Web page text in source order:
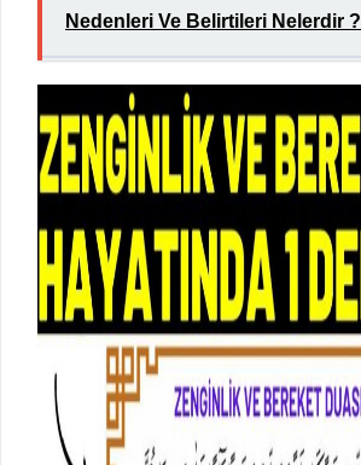
Nedenleri Ve Belirtileri Nelerdir ?